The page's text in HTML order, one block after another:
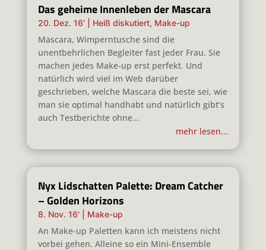
Das geheime Innenleben der Mascara
20. Dez. 16' Heiß diskutiert, Make-up
Mascara, Wimperntusche sind die
unentbehrlichen Begleiter fast jeder Frau. Sie
machen jedes Make-up erst perfekt. Und
natürlich wird viel im Web darüber
geschrieben, welche Mascara die beste sei, wie
man sie optimal handhabt und natürlich gibt’s
auch Testberichte ohne...
mehr lesen...
Nyx Lidschatten Palette: Dream Catcher
– Golden Horizons
8. Nov. 16' Make-up
An Make-up Paletten kann ich meistens nicht
vorbei gehen. Alleine so ein Mini-Ensemble